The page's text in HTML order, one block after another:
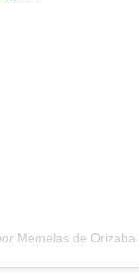
Memelas de Orizaba